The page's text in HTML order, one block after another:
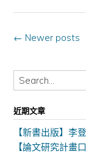
Posts
← Newer posts
近期文章
【新書出版】李
【論文研究計畫